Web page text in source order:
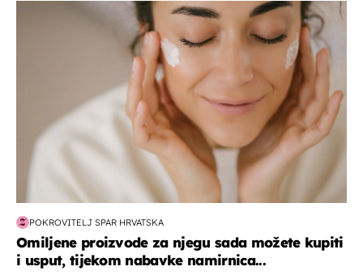
moda & ljepota
POKROVITELJ SPAR HRVATSKA
Omiljene proizvode za njegu sada možete kupiti
i usput, tijekom nabavke namirnica...